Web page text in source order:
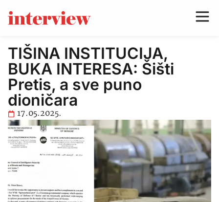
TIŠINA INSTITUCIJA,
BUKA INTERESA: Šišti
Pretis, a sve puno
dioničara
17.05.2025.